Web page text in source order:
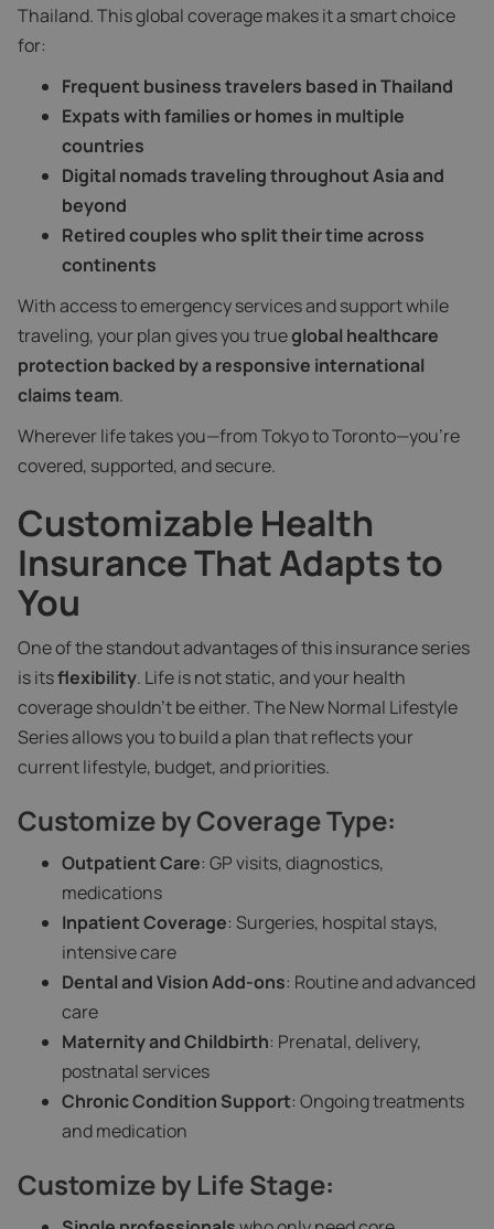
Thailand. This global coverage makes it a smart choice
for:
Frequent business travelers based in Thailand
Expats with families or homes in multiple
countries
Digital nomads traveling throughout Asia and
beyond
Retired couples who split their time across
continents
With access to emergency services and support while
traveling, your plan gives you trueglobal healthcare
protection backed by a responsive international
claims team.
Wherever life takes you—from Tokyo to Toronto—you’re
covered, supported, and secure.
Customizable Health
Insurance That Adapts to
You
One of the standout advantages of this insurance series
is itsflexibility. Life is not static, and your health
coverage shouldn’t be either. The New Normal Lifestyle
Series allows you to build a plan that reflects your
current lifestyle, budget, and priorities.
Customize by Coverage Type:
Outpatient Care: GP visits, diagnostics,
medications
Inpatient Coverage: Surgeries, hospital stays,
intensive care
Dental and Vision Add-ons: Routine and advanced
care
Maternity and Childbirth: Prenatal, delivery,
postnatal services
Chronic Condition Support: Ongoing treatments
and medication
Customize by Life Stage: